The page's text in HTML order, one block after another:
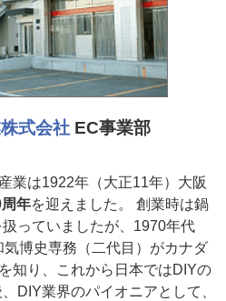
式会社 EC事業部
業は1922年（大正11年）大阪
年を迎えました。 創業時は鍋
っていましたが、1970年代
気博史専務（二代目）がカナダ
知り、これから日本ではDIYの
DIY業界のパイオニアとして、